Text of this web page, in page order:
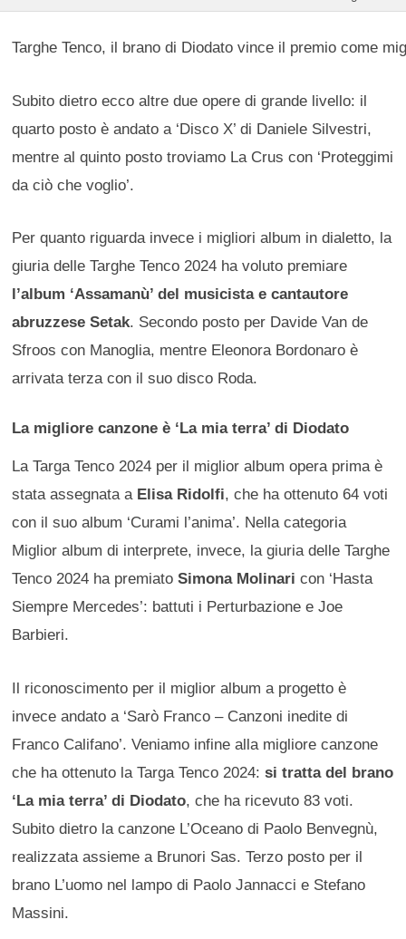
Targhe Tenco, il brano di Diodato vince il premio come
Subito dietro ecco altre due opere di grande livello: il
quarto posto è andato a ‘Disco X’ di Daniele Silvestri,
mentre al quinto posto troviamo La Crus con ‘Proteggimi
da ciò che voglio’.
Per quanto riguarda invece i migliori album in dialetto, la
giuria delle Targhe Tenco 2024 ha voluto premiare
l’album ‘Assamanù’ del musicista e cantautore
abruzzese Setak. Secondo posto per Davide Van de
Sfroos con Manoglia, mentre Eleonora Bordonaro è
arrivata terza con il suo disco Roda.
La migliore canzone è ‘La mia terra’ di Diodato
La Targa Tenco 2024 per il miglior album opera prima è
stata assegnata a Elisa Ridolfi, che ha ottenuto 64 voti
con il suo album ‘Curami l’anima’. Nella categoria
Miglior album di interprete, invece, la giuria delle Targhe
Tenco 2024 ha premiato Simona Molinari con ‘Hasta
Siempre Mercedes’: battuti i Perturbazione e Joe
Barbieri.
Il riconoscimento per il miglior album a progetto è
invece andato a ‘Sarò Franco – Canzoni inedite di
Franco Califano’. Veniamo infine alla migliore canzone
che ha ottenuto la Targa Tenco 2024: si tratta del brano
‘La mia terra’ di Diodato, che ha ricevuto 83 voti.
Subito dietro la canzone L’Oceano di Paolo Benvegnù,
realizzata assieme a Brunori Sas. Terzo posto per il
brano L’uomo nel lampo di Paolo Jannacci e Stefano
Massini.